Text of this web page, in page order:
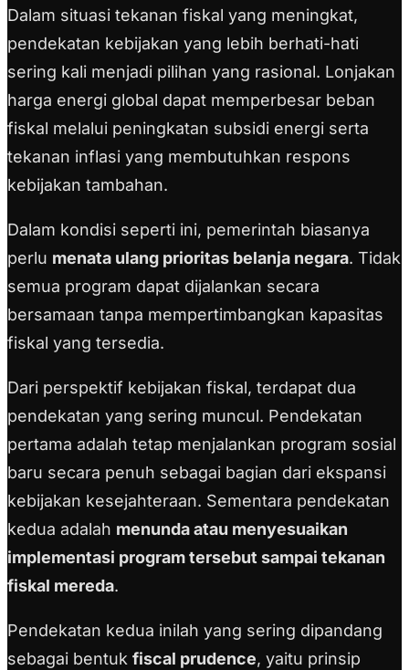
Dalam situasi tekanan fiskal yang meningkat,
pendekatan kebijakan yang lebih berhati-hati
sering kali menjadi pilihan yang rasional. Lonjakan
harga energi global dapat memperbesar beban
fiskal melalui peningkatan subsidi energi serta
tekanan inflasi yang membutuhkan respons
kebijakan tambahan.
Dalam kondisi seperti ini, pemerintah biasanya
perlu menata ulang prioritas belanja negara. Tidak
semua program dapat dijalankan secara
bersamaan tanpa mempertimbangkan kapasitas
fiskal yang tersedia.
Dari perspektif kebijakan fiskal, terdapat dua
pendekatan yang sering muncul. Pendekatan
pertama adalah tetap menjalankan program sosial
baru secara penuh sebagai bagian dari ekspansi
kebijakan kesejahteraan. Sementara pendekatan
kedua adalah menunda atau menyesuaikan
implementasi program tersebut sampai tekanan
fiskal mereda.
Pendekatan kedua inilah yang sering dipandang
sebagai bentuk fiscal prudence, yaitu prinsip